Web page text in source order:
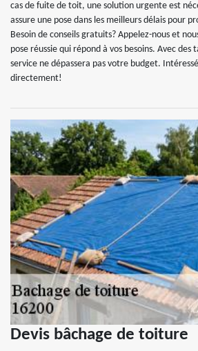
cas de fuite de toit, une solution urgente est
assure une pose dans les meilleurs délais pour
Besoin de conseils gratuits? Appelez-nous et
pose réussie qui répond à vos besoins. Avec
service ne dépassera pas votre budget.
directement!
Devis bâchage de toiture